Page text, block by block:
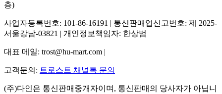
층)
사업자등록번호: 101-86-16191 | 통신판매업신고번호: 제 2025-
서울강남-03821 | 개인정보책임자: 한상범
대표 메일: trost@hu-mart.com |
고객문의: 트로스트 채널톡 문의
(주)다인은 통신판매중개자이며, 통신판매의 당사자가 아닙니